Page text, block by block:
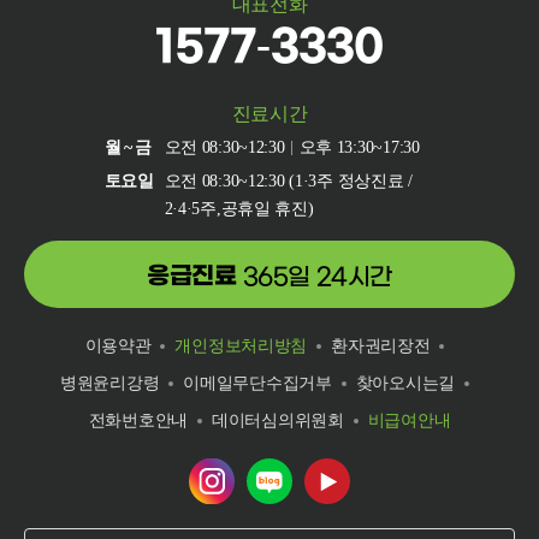
대표전화
1577-3330
진료시간
월~금 오전 08:30~12:30
오후 13:30~17:30
토요일
오전 08:30~12:30 (1·3주 정상진료 /
2·4·5주,공휴일 휴진)
응급진료 365일 24시간
이용약관 개인정보처리방침 환자권리장전
병원윤리강령 이메일무단수집거부 찾아오시는길
전화번호안내 데이터심의위원회 비급여안내
건양대학교병원 인스타그램 바로가기
건양대학교병원 네이버 블로그 바로
건양대학교병원 유튜브 바로